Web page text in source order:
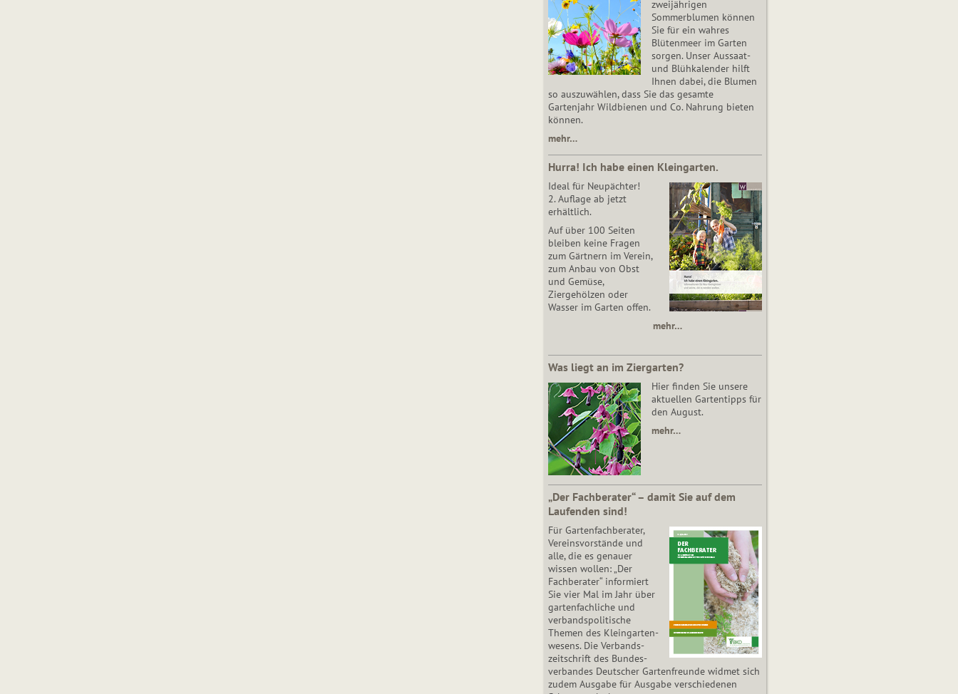
zweijährigen
Sommerblumen können
Sie für ein wahres
Blütenmeer im Garten
sorgen. Unser Aussaat-
und Blühkalender hilft
Ihnen dabei, die Blumen
so auszuwählen, dass Sie das gesamte
Gartenjahr Wildbienen und Co. Nahrung bieten
können.
mehr…
Hurra! Ich habe einen Kleingarten.
Ideal für Neupächter!
2. Auflage ab jetzt
erhältlich.
Auf über 100 Seiten
bleiben keine Fragen
zum Gärtnern im Verein,
zum Anbau von Obst
und Gemüse,
Ziergehölzen oder
Wasser im Garten offen.
mehr…
Was liegt an im Ziergarten?
Hier finden Sie unsere
aktuellen Gartentipps für
den August.
mehr…
„Der Fachberater“ – damit Sie auf dem
Laufenden sind!
Für Gartenfachberater,
Vereinsvorstände und
alle, die es genauer
wissen wollen: „Der
Fachberater“ informiert
Sie vier Mal im Jahr über
gartenfachliche und
verbandspolitische
Themen des Klein­gar­ten­
wesens. Die Ver­bands­
zeit­schrift des Bun­des­
ver­ban­des Deutscher Gartenfreunde widmet sich
zudem Ausgabe für Ausgabe verschiedenen